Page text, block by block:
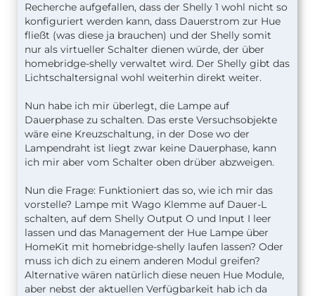
Recherche aufgefallen, dass der Shelly 1 wohl nicht so
konfiguriert werden kann, dass Dauerstrom zur Hue
fließt (was diese ja brauchen) und der Shelly somit
nur als virtueller Schalter dienen würde, der über
homebridge-shelly verwaltet wird. Der Shelly gibt das
Lichtschaltersignal wohl weiterhin direkt weiter.
Nun habe ich mir überlegt, die Lampe auf
Dauerphase zu schalten. Das erste Versuchsobjekte
wäre eine Kreuzschaltung, in der Dose wo der
Lampendraht ist liegt zwar keine Dauerphase, kann
ich mir aber vom Schalter oben drüber abzweigen.
Nun die Frage: Funktioniert das so, wie ich mir das
vorstelle? Lampe mit Wago Klemme auf Dauer-L
schalten, auf dem Shelly Output O und Input I leer
lassen und das Management der Hue Lampe über
HomeKit mit homebridge-shelly laufen lassen? Oder
muss ich dich zu einem anderen Modul greifen?
Alternative wären natürlich diese neuen Hue Module,
aber nebst der aktuellen Verfügbarkeit hab ich da